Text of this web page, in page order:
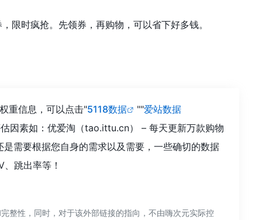
时疯抢。先领券，再购物，可以省下好多钱。
重信息，可以点击"5118数据 ""爱站数据
因素如：优爱淘（tao.ittu.cn） – 每天更新万款购物
需要根据您自身的需求以及需要，一些确切的数据
跳出率等！
整性，同时，对于该外部链接的指向，不由嗨次元实际控